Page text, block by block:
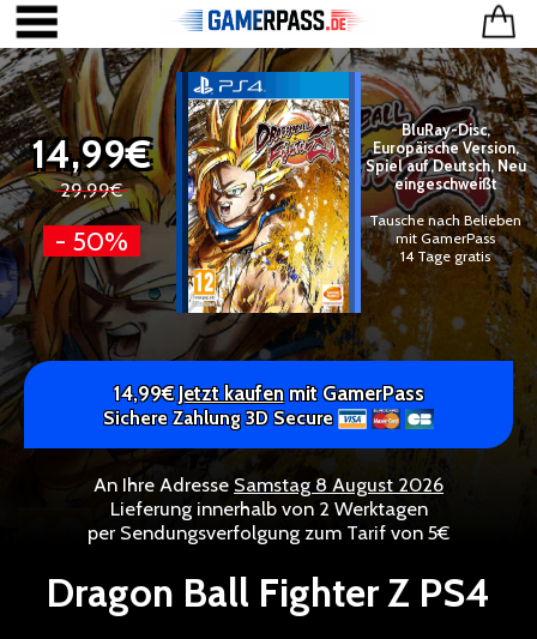
14,99€
29,99€
- 50%
BluRay-Disc,
Europäische Version,
Spiel auf Deutsch, Neu
eingeschweißt
Tausche nach Belieben
mit GamerPass
14 Tage gratis
14,99€Jetzt kaufenmit GamerPass
Sichere Zahlung 3D Secure
An Ihre Adresse Samstag 8 August 2026
Lieferung innerhalb von 2 Werktagen
per Sendungsverfolgung zum Tarif von 5€
Dragon Ball Fighter Z PS4